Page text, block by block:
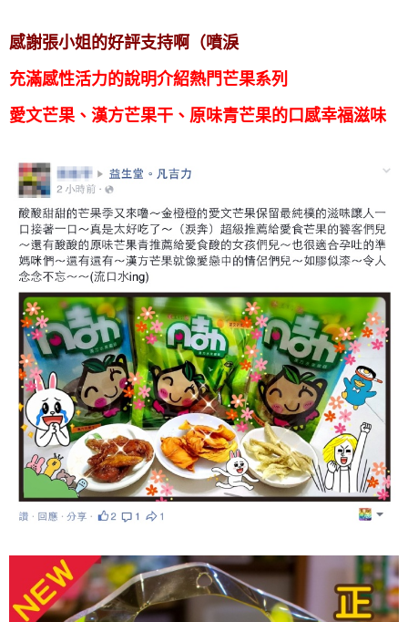
​感謝張小姐的好評支持啊（噴淚
充滿感性活力的說明介紹熱門芒果系列
愛文芒果、漢方芒果干、原味青芒果的口感幸福滋味